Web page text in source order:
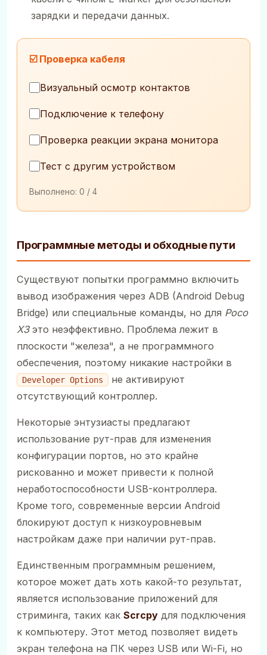
зарядки и передачи данных.
☑️ Проверка кабеля
Визуальный осмотр контактов
Подключение к телефону
Проверка реакции экрана монитора
Тест с другим устройством
Выполнено: 0 / 4
Программные методы и обходные пути
Существуют попытки программно включить
вывод изображения через ADB (Android Debug
Bridge) или специальные команды, но для Poco
X3это неэффективно. Проблема лежит в
плоскости "железа", а не программного
обеспечения, поэтому никакие настройки в
Developer Options
не активируют
отсутствующий контроллер.
Некоторые энтузиасты предлагают
использование рут-прав для изменения
конфигурации портов, но это крайне
рискованно и может привести к полной
неработоспособности USB-контроллера.
Кроме того, современные версии Android
блокируют доступ к низкоуровневым
настройкам даже при наличии рут-прав.
Единственным программным решением,
которое может дать хоть какой-то результат,
является использование приложений для
стриминга, таких как Scrcpy для подключения
к компьютеру. Этот метод позволяет видеть
экран телефона на ПК через USB или Wi-Fi, но